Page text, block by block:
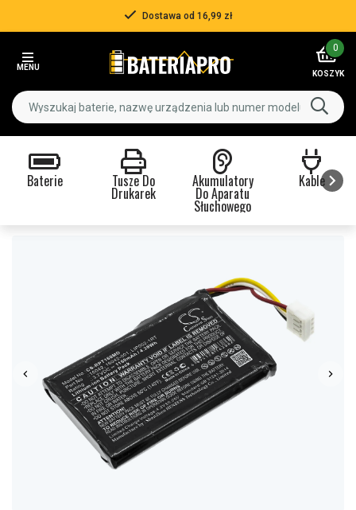
Dostawa od 16,99 zł
MENU
0
KOSZYK
Baterie Tusze Do
Drukarek
Akumulatory
Do Aparatu
Słuchowego
Kable